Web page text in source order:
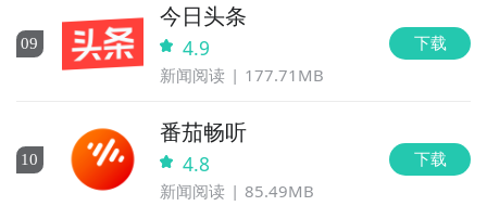
09
今日头条
4.9
新闻阅读 177.71MB
下载
10
番茄畅听
4.8
新闻阅读 85.49MB
下载